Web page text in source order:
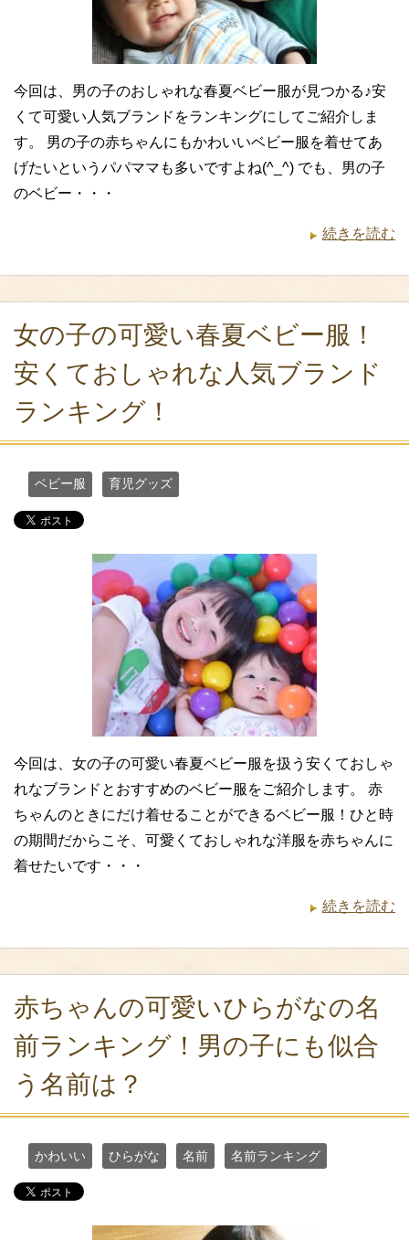
今回は、男の子のおしゃれな春夏ベビー服が見つかる♪安
くて可愛い人気ブランドをランキングにしてご紹介しま
す。 男の子の赤ちゃんにもかわいいベビー服を着せてあ
げたいというパパママも多いですよね(^_^) でも、男の子
のベビー・・・
続きを読む
女の子の可愛い春夏ベビー服！
安くておしゃれな人気ブランド
ランキング！
ベビー服 育児グッズ
今回は、女の子の可愛い春夏ベビー服を扱う安くておしゃ
れなブランドとおすすめのベビー服をご紹介します。 赤
ちゃんのときにだけ着せることができるベビー服！ひと時
の期間だからこそ、可愛くておしゃれな洋服を赤ちゃんに
着せたいです・・・
続きを読む
赤ちゃんの可愛いひらがなの名
前ランキング！男の子にも似合
う名前は？
かわいい ひらがな 名前 名前ランキング